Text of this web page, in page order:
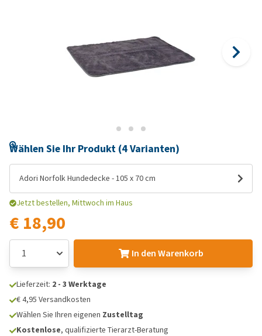
Wählen Sie Ihr Produkt (4 Varianten)
Adori Norfolk Hundedecke - 105 x 70 cm
Jetzt bestellen, Mittwoch im Haus
€ 18,90
In den Warenkorb
Lieferzeit: 2 - 3 Werktage
€ 4,95 Versandkosten
Wählen Sie Ihren eigenen Zustelltag
Kostenlose, qualifizierte Tierarzt-Beratung